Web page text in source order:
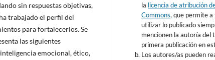
sin respuestas objetivas,
trabajado el perfil del
para fortalecerlos. Se
las siguientes
emocional, ético,
la licencia de atribución
Commons, que permite a
utilizar lo publicado
mencionen la autoría del
primera publicación en
Los autores/as pueden